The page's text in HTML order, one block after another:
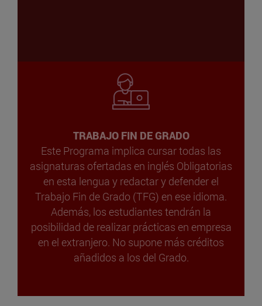
TRABAJO FIN DE GRADO
Este Programa implica cursar todas las
asignaturas ofertadas en inglés Obligatorias
en esta lengua y redactar y defender el
Trabajo Fin de Grado (TFG) en ese idioma.
Además, los estudiantes tendrán la
posibilidad de realizar prácticas en empresa
en el extranjero. No supone más créditos
añadidos a los del Grado.